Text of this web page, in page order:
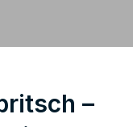
–